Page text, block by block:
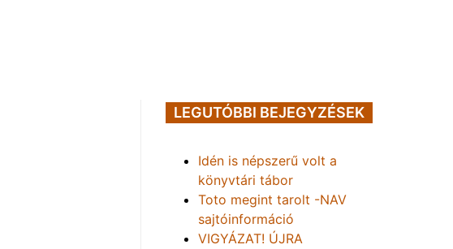
LEGUTÓBBI BEJEGYZÉSEK
Idén is népszerű volt a
könyvtári tábor
Toto megint tarolt -NAV
sajtóinformáció
VIGYÁZAT! ÚJRA